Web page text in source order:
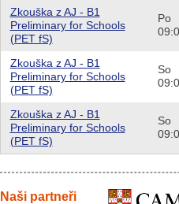
Zkouška z AJ - B1
Preliminary for Schools
(PET fS)
Po
Zkouška z AJ - B1
Preliminary for Schools
(PET fS)
So
Zkouška z AJ - B1
Preliminary for Schools
(PET fS)
So
Naši partneři